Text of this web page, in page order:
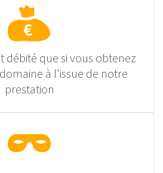
débité que si vous obtenez
à l'issue de notre
prestation